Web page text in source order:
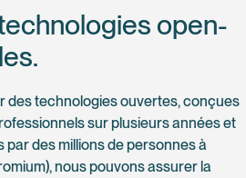
open-
des technologies ouvertes, conçues
sur plusieurs années et
par des millions de personnes à
nous pouvons assurer la